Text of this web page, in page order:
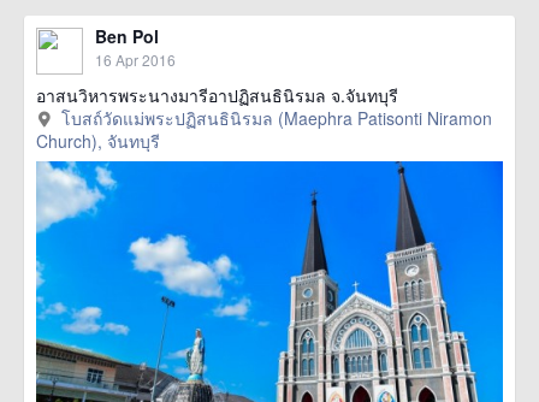
Ben Pol
16 Apr 2016
อาสนวิหารพระนางมารีอาปฏิสนธินิรมล จ.จันทบุรี
โบสถ์วัดแม่พระปฏิสนธินิรมล (Maephra Patisonti Niramon
Church), จันทบุรี